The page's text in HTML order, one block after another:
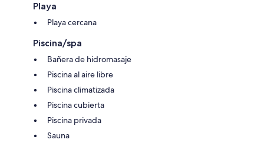
Playa
Playa cercana
Piscina/spa
Bañera de hidromasaje
Piscina al aire libre
Piscina climatizada
Piscina cubierta
Piscina privada
Sauna